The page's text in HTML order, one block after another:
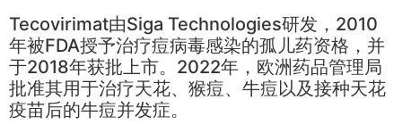
Tecovirimat由Siga Technologies研发，2010
年被FDA授予治疗痘病毒感染的孤儿药资格，并
于2018年获批上市。2022年，欧洲药品管理局
批准其用于治疗天花、猴痘、牛痘以及接种天花
疫苗后的牛痘并发症。